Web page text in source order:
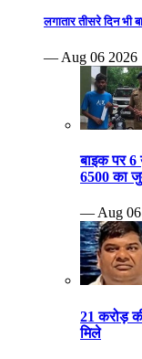
लगातार तीसरे दिन भी
— Aug 06 2026
बाइक पर
6500 का
— Aug 06
21 करोड़
मिले